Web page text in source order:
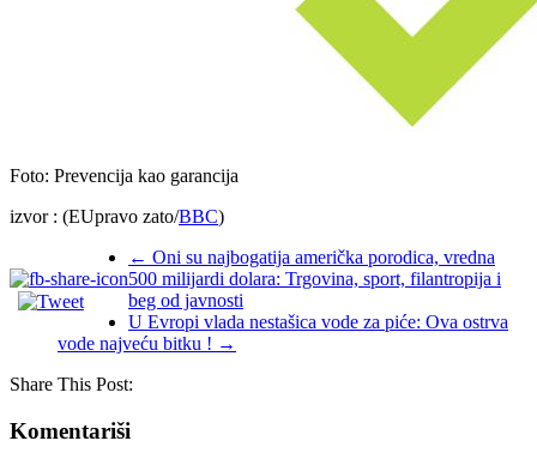
Foto: Prevencija kao garancija
izvor : (EUpravo zato/BBC)
← Oni su najbogatija američka porodica, vredna
500 milijardi dolara: Trgovina, sport, filantropija i
beg od javnosti
U Evropi vlada nestašica vode za piće: Ova ostrva
vode najveću bitku ! →
Share This Post:
Komentariši